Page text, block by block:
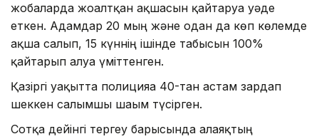
жобаларда жоғалтқан ақшасын қайтаруға уәде
еткен. Адамдар 20 мың және одан да көп көлемде
ақша салып, 15 күннің ішінде табысын 100%
қайтарып алуға үміттенген.
Қазіргі уақытта полицияға 40-тан астам зардап
шеккен салымшы шағым түсірген.
Сотқа дейінгі тергеу барысында алаяқтың